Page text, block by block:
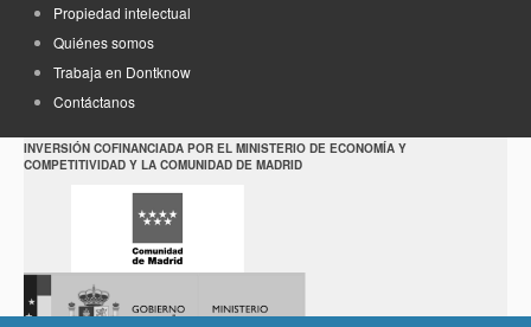
Propiedad intelectual
Quiénes somos
Trabaja en Dontknow
Contáctanos
INVERSIÓN COFINANCIADA POR EL MINISTERIO DE ECONOMÍA Y
COMPETITIVIDAD Y LA COMUNIDAD DE MADRID